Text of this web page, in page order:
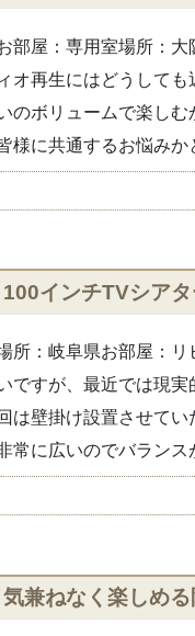
部屋：専用室場所：
ィオ再生にはどうして
のボリュームで楽し
様に共通するお悩み
100インチTVシアタ
所：岐阜県お部屋：
ですが、最近では現
は壁掛け設置させて
常に広いのでバランス
気兼ねなく楽しめ